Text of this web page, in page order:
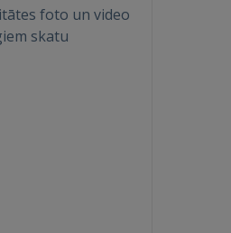
foto un video
skatu